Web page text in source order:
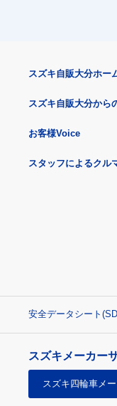
スズキ自販大分ホー
スズキ自販大分から
お客様Voice
スタッフによるクル
安全データシート
スズキメーカー
スズキ四輪車メ